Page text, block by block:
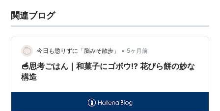
関連ブログ
今日も懲りずに「脳みそ散歩」 • 5ヶ月前
🥣思考ごはん｜和菓子にゴボウ!? 花びら餅の妙な
構造